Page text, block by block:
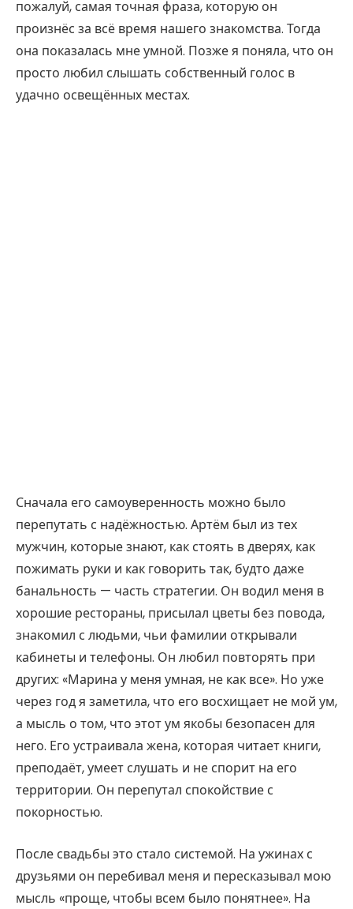
пожалуй, самая точная фраза, которую он
произнёс за всё время нашего знакомства. Тогда
она показалась мне умной. Позже я поняла, что он
просто любил слышать собственный голос в
удачно освещённых местах.
Сначала его самоуверенность можно было
перепутать с надёжностью. Артём был из тех
мужчин, которые знают, как стоять в дверях, как
пожимать руки и как говорить так, будто даже
банальность — часть стратегии. Он водил меня в
хорошие рестораны, присылал цветы без повода,
знакомил с людьми, чьи фамилии открывали
кабинеты и телефоны. Он любил повторять при
других: «Марина у меня умная, не как все». Но уже
через год я заметила, что его восхищает не мой ум,
а мысль о том, что этот ум якобы безопасен для
него. Его устраивала жена, которая читает книги,
преподаёт, умеет слушать и не спорит на его
территории. Он перепутал спокойствие с
покорностью.
После свадьбы это стало системой. На ужинах с
друзьями он перебивал меня и пересказывал мою
мысль «проще, чтобы всем было понятнее». На